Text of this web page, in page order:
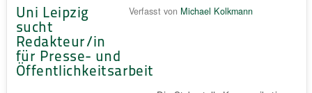
Uni Leipzig
sucht
Redakteur/in
für Presse- und
Öffentlichkeitsarbeit
Verfasst von Michael Kolkmann